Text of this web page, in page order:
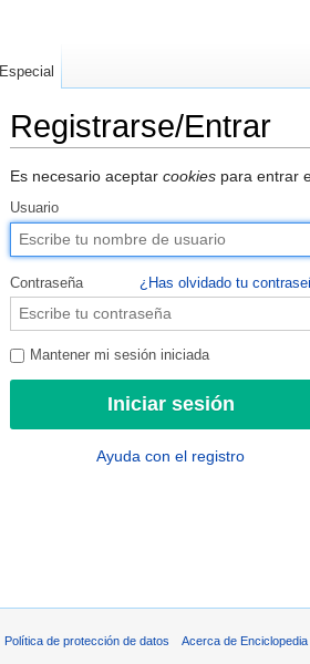
Registrarse/Entrar
Es necesario aceptar cookies para entrar
Usuario
Contraseña ¿Has olvidado tu
Mantener mi sesión iniciada
Ayuda con el registro
Especial
Política de protección de datos Acerca de